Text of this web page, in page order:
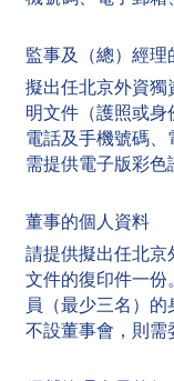
監事及（總）經理
擬出任北京外資獨
明文件（護照或
電話及手機號碼
需提供電子版彩色
董事的個人資料
請提供擬出任北京
文件的復印件一份
員（最少三名）
不設董事會，則需